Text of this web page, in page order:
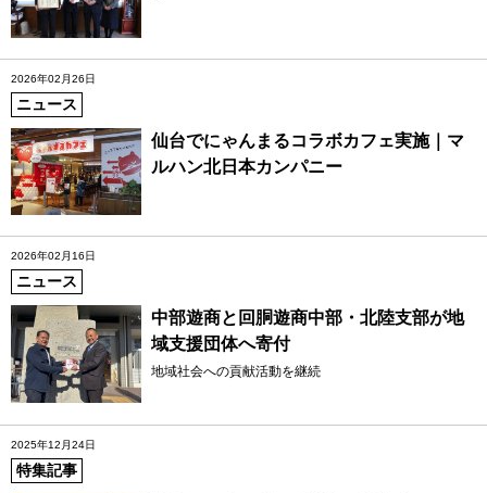
2026年02月26日
ニュース
仙台でにゃんまるコラボカフェ実施｜マ
ルハン北日本カンパニー
2026年02月16日
ニュース
中部遊商と回胴遊商中部・北陸支部が地
域支援団体へ寄付
地域社会への貢献活動を継続
2025年12月24日
特集記事